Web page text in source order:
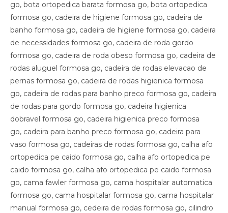
go, bota ortopedica barata formosa go, bota ortopedica
formosa go, cadeira de higiene formosa go, cadeira de
banho formosa go, cadeira de higiene formosa go, cadeira
de necessidades formosa go, cadeira de roda gordo
formosa go, cadeira de roda obeso formosa go, cadeira de
rodas aluguel formosa go, cadeira de rodas elevacao de
pernas formosa go, cadeira de rodas higienica formosa
go, cadeira de rodas para banho preco formosa go, cadeira
de rodas para gordo formosa go, cadeira higienica
dobravel formosa go, cadeira higienica preco formosa
go, cadeira para banho preco formosa go, cadeira para
vaso formosa go, cadeiras de rodas formosa go, calha afo
ortopedica pe caido formosa go, calha afo ortopedica pe
caido formosa go, calha afo ortopedica pe caido formosa
go, cama fawler formosa go, cama hospitalar automatica
formosa go, cama hospitalar formosa go, cama hospitalar
manual formosa go, cedeira de rodas formosa go, cilindro